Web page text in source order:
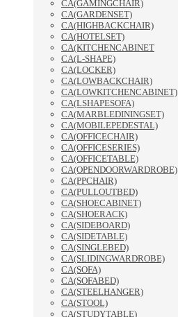
CA(GAMINGCHAIR)
CA(GARDENSET)
CA(HIGHBACKCHAIR)
CA(HOTELSET)
CA(KITCHENCABINET
CA(L-SHAPE)
CA(LOCKER)
CA(LOWBACKCHAIR)
CA(LOWKITCHENCABINET)
CA(LSHAPESOFA)
CA(MARBLEDININGSET)
CA(MOBILEPEDESTAL)
CA(OFFICECHAIR)
CA(OFFICESERIES)
CA(OFFICETABLE)
CA(OPENDOORWARDROBE)
CA(PPCHAIR)
CA(PULLOUTBED)
CA(SHOECABINET)
CA(SHOERACK)
CA(SIDEBOARD)
CA(SIDETABLE)
CA(SINGLEBED)
CA(SLIDINGWARDROBE)
CA(SOFA)
CA(SOFABED)
CA(STEELHANGER)
CA(STOOL)
CA(STUDYTABLE)